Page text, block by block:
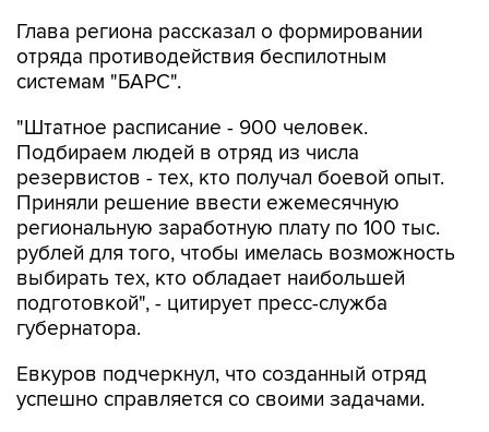
Глава региона рассказал о формировании
отряда противодействия беспилотным
системам "БАРС".
"Штатное расписание - 900 человек.
Подбираем людей в отряд из числа
резервистов - тех, кто получал боевой опыт.
Приняли решение ввести ежемесячную
региональную заработную плату по 100 тыс.
рублей для того, чтобы имелась возможность
выбирать тех, кто обладает наибольшей
подготовкой", - цитирует пресс-служба
губернатора.
Евкуров подчеркнул, что созданный отряд
успешно справляется со своими задачами.